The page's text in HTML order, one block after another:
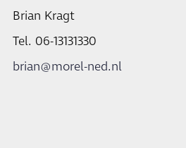
Brian Kragt
Tel. 06-13131330
brian@morel-ned.nl